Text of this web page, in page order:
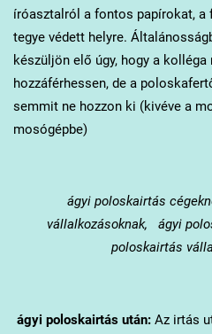
íróasztalról a fontos papírokat, a
tegye védett helyre.
készüljön elő úgy, hogy a
hozzáférhessen, de a
semmit ne hozzon ki (kivéve a
mosógépbe)
ágyi poloskairtás
vállalkozásoknak, ágyi
poloskairtás
ágyi poloskairtás után:Az irtás